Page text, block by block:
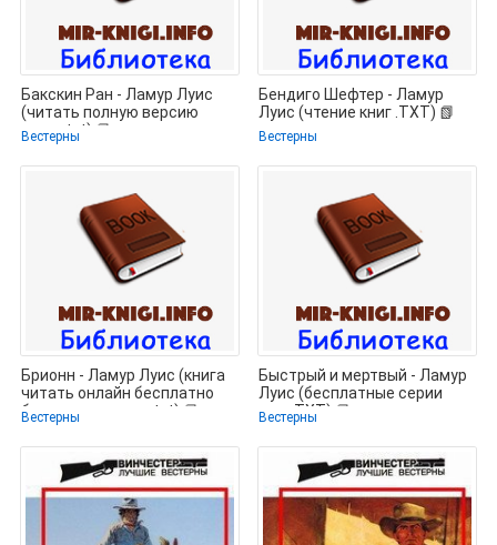
Бакскин Ран - Ламур Луис
(читать полную версию
книги txt) 📗
Вестерны
Бендиго Шефтер - Ламур
Луис (чтение книг .TXT) 📗
Вестерны
Брионн - Ламур Луис (книга
читать онлайн бесплатно
без регистрации .txt) 📗
Вестерны
Быстрый и мертвый - Ламур
Луис (бесплатные серии
книг TXT) 📗
Вестерны